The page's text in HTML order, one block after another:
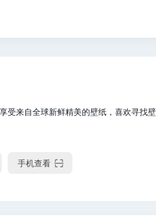
受来自全球新鲜精美的壁纸，喜欢寻找
手机查看